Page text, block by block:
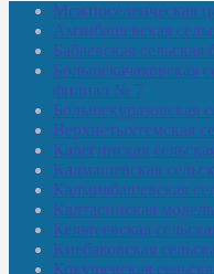
Межпоселенческая
Амзибашевская
Бабаевская
Большекачаковская
филиал № 7
Большекуразовская
Верхнетыхтемская
Калегинская
Калмашевская
Калмиябашевская
Калтасинская
Кельтеевская
Киебаковская
Кокушевская